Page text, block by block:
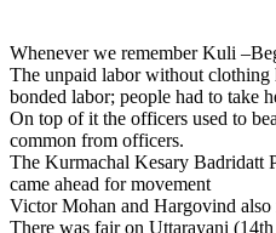
Whenever we remember Kuli
The unpaid labor without clothing
bonded labor; people had to take
On top of it the officers used to
common from officers.
The Kurmachal Kesary Badridatt
came ahead for movement
Victor Mohan and Hargovind also
There was fair on Uttarayani